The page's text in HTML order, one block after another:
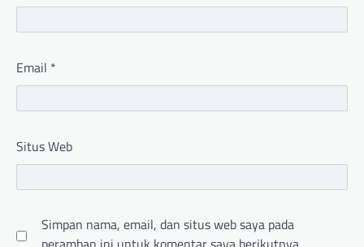
Email *
Situs Web
Simpan nama, email, dan situs web saya pada